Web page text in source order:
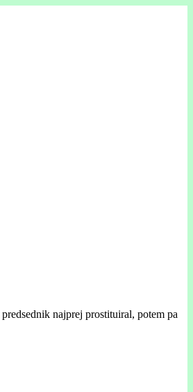
najprej prostituiral, potem pa